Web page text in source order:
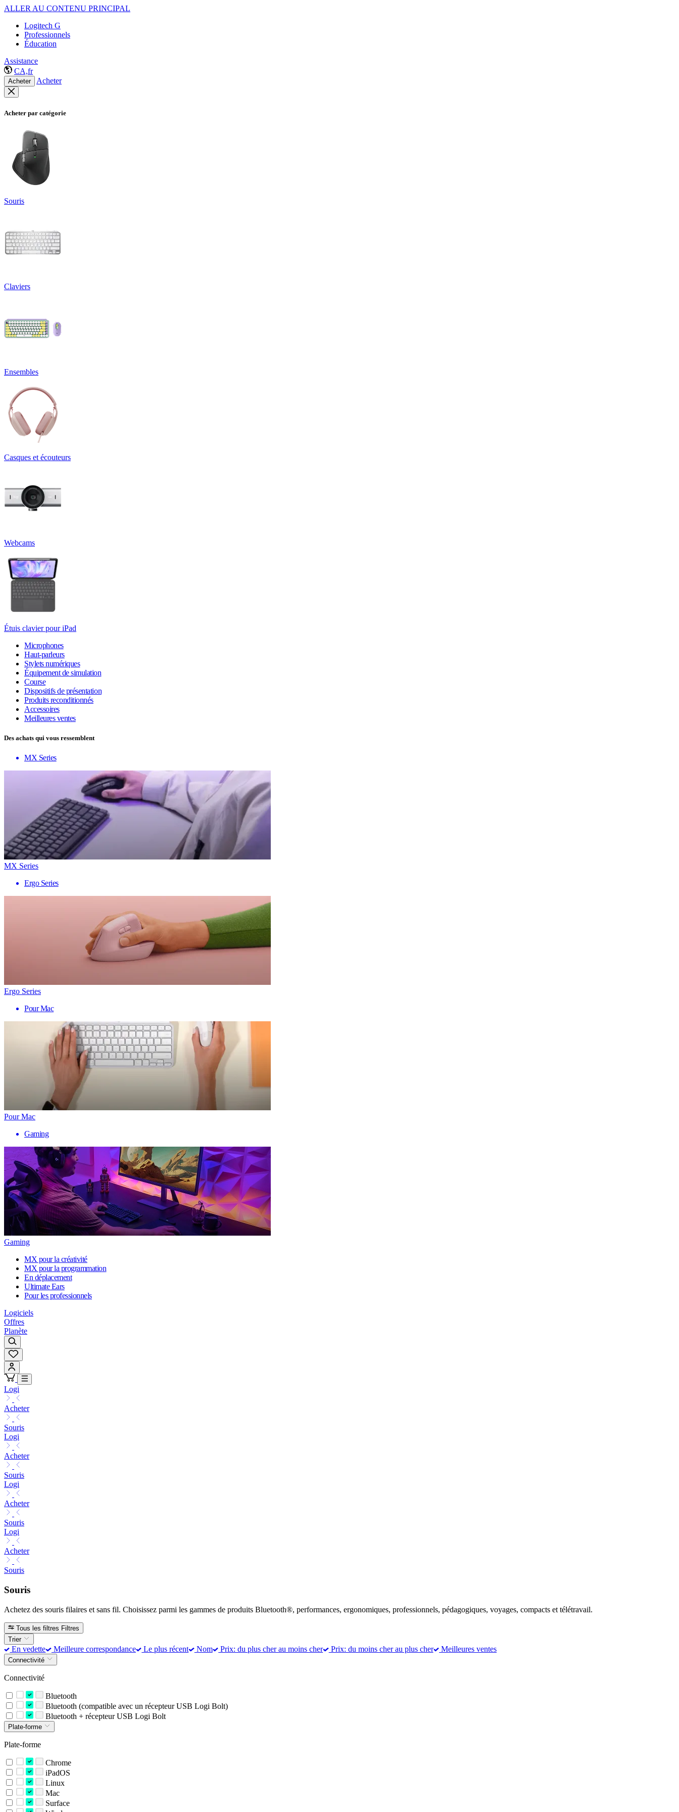
ALLER AU CONTENU PRINCIPAL
Logitech G
Professionnels
Éducation
Assistance
CA,fr
Acheter Acheter
Acheter par catégorie
Souris
Claviers
Ensembles
Casques et écouteurs
Webcams
Étuis clavier pour iPad
Microphones
Haut-parleurs
Stylets numériques
Équipement de simulation
Course
Dispositifs de présentation
Produits reconditionnés
Accessoires
Meilleures ventes
Des achats qui vous ressemblent
MX Series
MX Series
Ergo Series
Ergo Series
Pour Mac
Pour Mac
Gaming
Gaming
MX pour la créativité
MX pour la programmation
En déplacement
Ultimate Ears
Pour les professionnels
Logiciels
Offres
Planète
Logi
Acheter
Souris
Logi
Acheter
Souris
Logi
Acheter
Souris
Logi
Acheter
Souris
Souris
Achetez des souris filaires et sans fil. Choisissez parmi les gammes de produits Bluetooth®, performances, ergonomiques, professionnels, pédagogiques, voyages, compacts et télétravail.
Tous les filtres Filtres
Trier
En vedette Meilleure correspondance Le plus récent Nom Prix: du plus cher au moins cher Prix: du moins cher au plus cher Meilleures ventes
Connectivité
Connectivité
Bluetooth
Bluetooth (compatible avec un récepteur USB Logi Bolt)
Bluetooth + récepteur USB Logi Bolt
Plate-forme
Plate-forme
Chrome
iPadOS
Linux
Mac
Surface